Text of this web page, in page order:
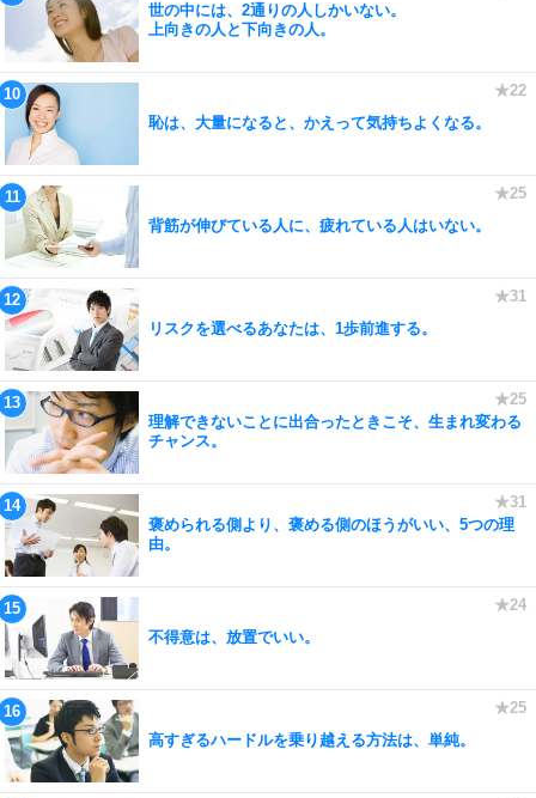
世の中には、2通りの人しかいない。
上向きの人と下向きの人。
恥は、大量になると、かえって気持ちよくなる。
背筋が伸びている人に、疲れている人はいない。
リスクを選べるあなたは、1歩前進する。
理解できないことに出合ったときこそ、生まれ変わる
チャンス。
褒められる側より、褒める側のほうがいい、5つの理
由。
不得意は、放置でいい。
高すぎるハードルを乗り越える方法は、単純。